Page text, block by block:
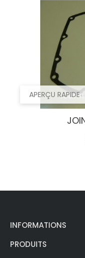
APERÇU RAPIDE
INFORMATIONS
PRODUITS